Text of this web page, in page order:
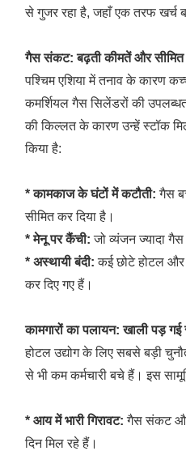
से गुजर रहा है, जहाँ एक तरफ खर्च
गैस संकट: बढ़ती कीमतें और सीमित
पश्चिम एशिया में तनाव के कारण
कमर्शियल गैस सिलेंडरों की
की किल्लत के कारण उन्हें स्टॉक
किया है:
* कामकाज के घंटों में कटौती: गैस
सीमित कर दिया है।
* मेनू पर कैंची: जो व्यंजन ज्यादा
* अस्थायी बंदी: कई छोटे होटल और
कर दिए गए हैं।
कामगारों का पलायन: खाली पड़ गई
होटल उद्योग के लिए सबसे बड़ी
से भी कम कर्मचारी बचे हैं। इस
* आय में भारी गिरावट: गैस संकट और
दिन मिल रहे हैं।